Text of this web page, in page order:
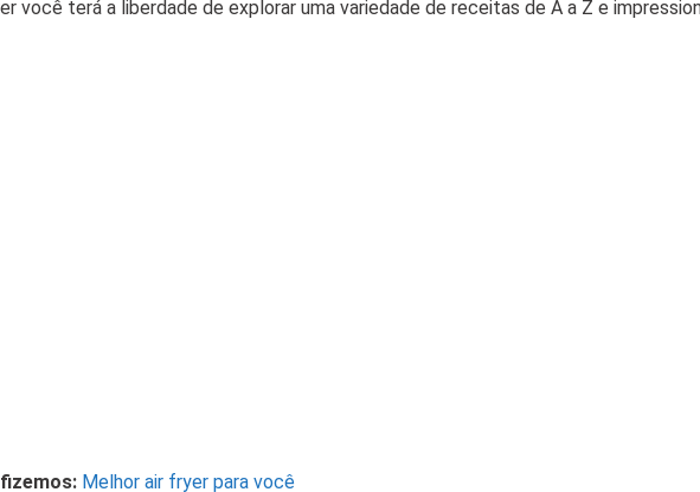
você terá a liberdade de explorar uma variedade de receitas de A a Z e
Melhor air fryer para você